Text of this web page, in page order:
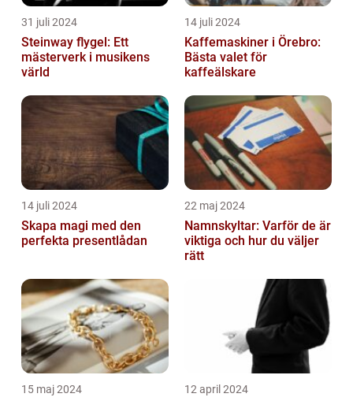
31 juli 2024
Steinway flygel: Ett
mästerverk i musikens
värld
14 juli 2024
Kaffemaskiner i Örebro:
Bästa valet för
kaffeälskare
14 juli 2024
Skapa magi med den
perfekta presentlådan
22 maj 2024
Namnskyltar: Varför de är
viktiga och hur du väljer
rätt
15 maj 2024 12 april 2024